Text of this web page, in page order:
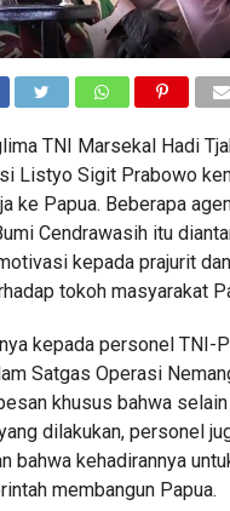
TNI Marsekal Hadi
Listyo Sigit Prabowo
ke Papua. Beberapa
Cendrawasih itu
kepada prajurit
tokoh masyarakat
kepada personel TNI-
Satgas Operasi
khusus bahwa
dilakukan, personel
bahwa kehadirannya
membangun Papua.